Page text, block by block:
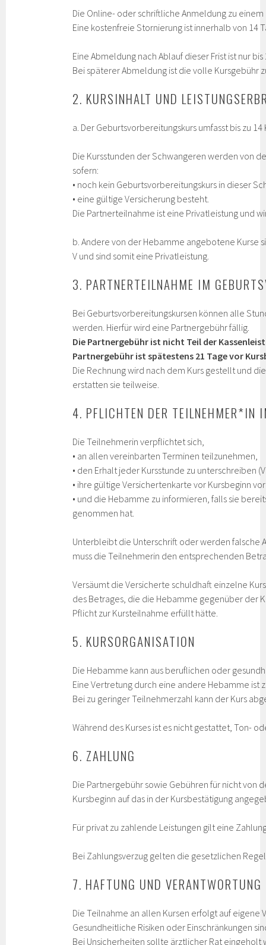
Die Online- oder schriftliche Anmeldung zu einem
Eine kostenfreie Stornierung ist innerhalb von 14
Eine Abmeldung nach Ablauf dieser Frist ist nur
Bei späterer Abmeldung ist die volle Kursgebühr
2. KURSINHALT UND
a. Der Geburtsvorbereitungskurs umfasst bis zu
Die Kursstunden der Schwangeren werden von
sofern:
• noch kein Geburtsvorbereitungskurs in dieser
• eine gültige Versicherung besteht.
Die Partnerteilnahme ist eine Privatleistung und
b. Andere von der Hebamme angebotene Kurse
V und sind somit eine Privatleistung.
3. PARTNERTEILNAHME IM
Bei Geburtsvorbereitungskursen können alle
werden. Hierfür wird eine Partnergebühr fällig.
Die Partnergebühr ist nicht Teil der
Partnergebühr ist spätestens 21 Tage vor
Die Rechnung wird nach dem Kurs gestellt und
erstatten sie teilweise.
4. PFLICHTEN DER TEILNEHMER*IN
Die Teilnehmerin verpflichtet sich,
• an allen vereinbarten Terminen teilzunehmen,
• den Erhalt jeder Kursstunde zu unterschreiben
• ihre gültige Versichertenkarte vor Kursbeginn
• und die Hebamme zu informieren, falls sie
genommen hat.
Unterbleibt die Unterschrift oder werden falsche
muss die Teilnehmerin den entsprechenden
Versäumt die Versicherte schuldhaft einzelne
des Betrages, die die Hebamme gegenüber der
Pflicht zur Kursteilnahme erfüllt hätte.
5. KURSORGANISATION
Die Hebamme kann aus beruflichen oder
Eine Vertretung durch eine andere Hebamme ist
Bei zu geringer Teilnehmerzahl kann der Kurs
Während des Kurses ist es nicht gestattet, Ton-
6. ZAHLUNG
Die Partnergebühr sowie Gebühren für nicht von
Kursbeginn auf das in der Kursbestätigung
Für privat zu zahlende Leistungen gilt eine
Bei Zahlungsverzug gelten die gesetzlichen
7. HAFTUNG UND VERANTWORTUNG
Die Teilnahme an allen Kursen erfolgt auf eigene
Gesundheitliche Risiken oder Einschränkungen
Bei Unsicherheiten sollte ärztlicher Rat eingeholt